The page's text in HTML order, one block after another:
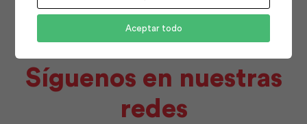
Síguenos en nuestras
redes
Aceptar todo